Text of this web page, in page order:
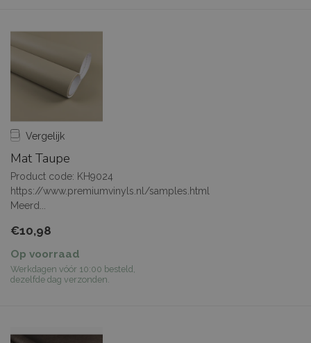
Vergelijk
Mat Taupe
Product code: KH9024
https://www.premiumvinyls.nl/samples.html
Meerd...
€10,98
Op voorraad
Werkdagen vóór 10:00 besteld,
dezelfde dag verzonden.